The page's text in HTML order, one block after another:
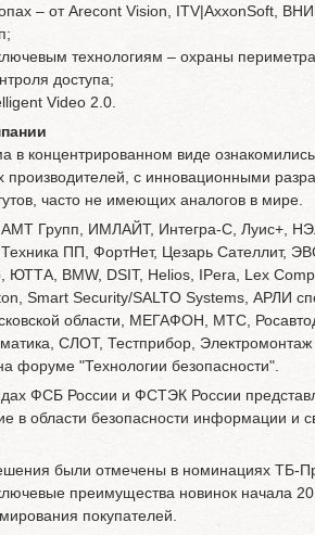
– от Arecont Vision, ITV|AxxonSoft,
технологиям – охраны
доступа;
Video 2.0.
в концентрированном виде
производителей, с инновационными
часто не имеющих аналогов в мире.
АМТ Групп, ИМЛАЙТ, Интегра-С, Луис+,
ПП, ФортНет, Цезарь Сателлит,
ЮТТА, BMW, DSIT, Helios, IPera, Lex
Smart Security/SALTO Systems, АРЛИ
области, МЕГАФОН, МТС,
СЛОТ, Тестприбор,
форуме "Технологии безопасности".
ФСБ России и ФСТЭК России
в области безопасности информации и
были отмечены в номинациях ТБ-
преимущества новинок начала
покупателей.